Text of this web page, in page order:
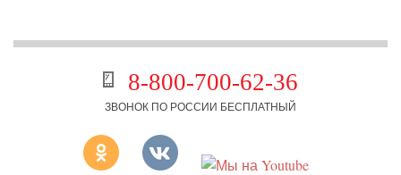
8-800-700-62-36
ЗВОНОК ПО РОССИИ БЕСПЛАТНЫЙ